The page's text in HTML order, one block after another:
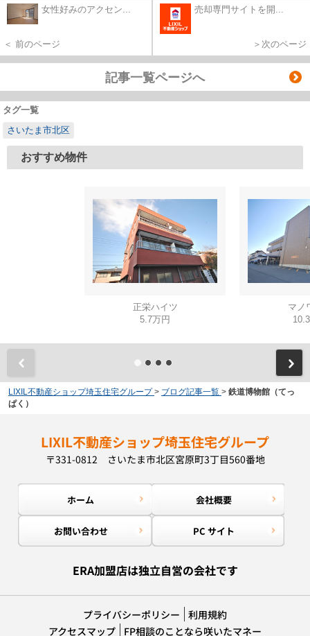
女性好みのアクセン...
＜ 前のページ
売却専門サイトを開...
＞次のページ
記事一覧ページへ
タグ一覧
さいたま市北区
おすすめ物件
正栄ハイツ
5.7万円
マノ
LIXIL不動産ショップ埼玉住宅グループ > ブログ記事一覧 > 鉄道博物館（てっ
ぱく）
LIXIL不動産ショップ埼玉住宅グループ
〒331-0812 さいたま市北区宮原町3丁目560番地
ホーム 会社概要
お問い合わせ PC サイト
ERA加盟店は独立自営の会社です
プライバシーポリシー
利用規約
アクセスマップ
FP相談のことなら咲いたマネー